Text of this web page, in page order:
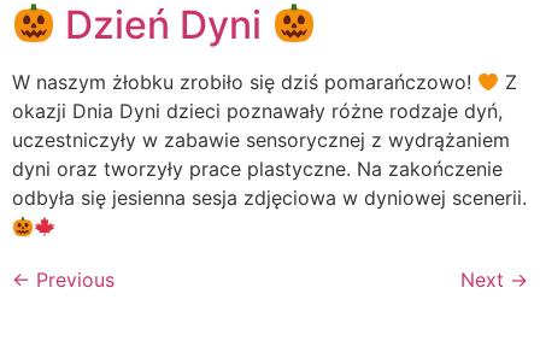
Dzień Dyni
W naszym żłobku zrobiło się dziś pomarańczowo!
Z
okazji Dnia Dyni dzieci poznawały różne rodzaje dyń,
uczestniczyły w zabawie sensorycznej z wydrążaniem
dyni oraz tworzyły prace plastyczne. Na zakończenie
odbyła się jesienna sesja zdjęciowa w dyniowej scenerii.
← Previous Next →